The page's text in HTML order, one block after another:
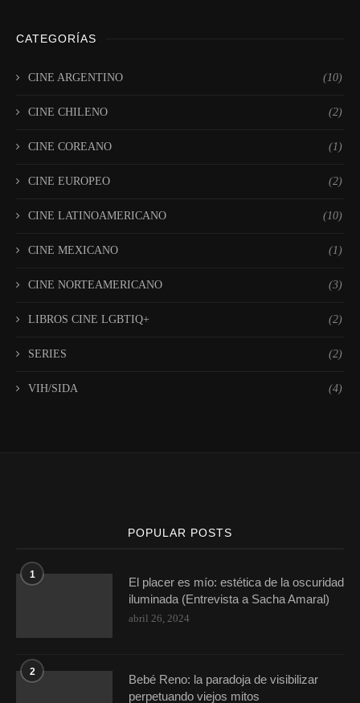
CATEGORÍAS
CINE ARGENTINO (10)
CINE CHILENO (2)
CINE COREANO (1)
CINE EUROPEO (2)
CINE LATINOAMERICANO (10)
CINE MEXICANO (1)
CINE NORTEAMERICANO (3)
LIBROS CINE LGBTIQ+ (2)
SERIES (2)
VIH/SIDA (4)
POPULAR POSTS
1
El placer es mío: estética de la oscuridad
iluminada (Entrevista a Sacha Amaral)
abril 26, 2024
2
Bebé Reno: la paradoja de visibilizar
perpetuando viejos mitos